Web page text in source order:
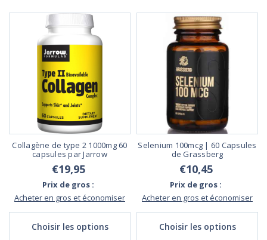
Collagène de type 2 1000mg 60
capsules par Jarrow
€19,95
Prix de gros :
Acheter en gros et économiser
Choisir les options
Selenium 100mcg | 60 Capsules
de Grassberg
€10,45
Prix de gros :
Acheter en gros et économiser
Choisir les options